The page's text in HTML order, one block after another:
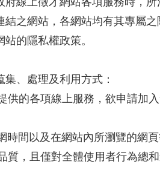
之網站，各網站均有其專屬
的隱私權政策。
、處理及利用方式：
供的各項線上服務，欲申請加
時間以及在網站內所瀏覽的網
，且僅對全體使用者行為總